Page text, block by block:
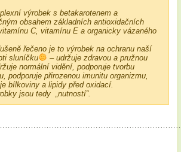
výrobek s betakarotenem a
obsahem základních antioxidačních
C, vitamínu E a organicky vázaného
řečeno je to výrobek na ochranu naší
sluníčku
– udržuje zdravou a pružnou
normální vidění, podporuje tvorbu
podporuje přirozenou imunitu organizmu,
bílkoviny a lipidy před oxidací.
jsou tedy „nutností“.